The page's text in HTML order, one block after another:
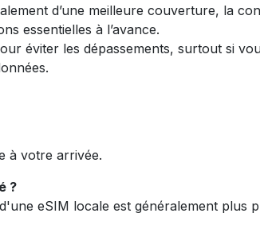
d’une meilleure couverture, la
essentielles à l’avance.
éviter les dépassements, surtout si
à votre arrivée.
?
eSIM locale est généralement plus